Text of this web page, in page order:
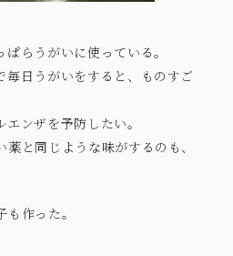
らうがいに使っている。
毎日うがいをすると、ものすご
ンザを予防したい。
と同じような味がするのも、
作った。